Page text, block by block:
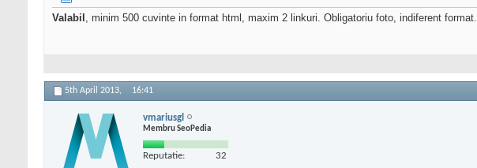
Valabil , minim 500 cuvinte in format html, maxim 2 linkuri. Obligatoriu foto, indiferent format.
5th April 2013, 16:41
vmariusgl
Membru SeoPedia
Reputatie: 32